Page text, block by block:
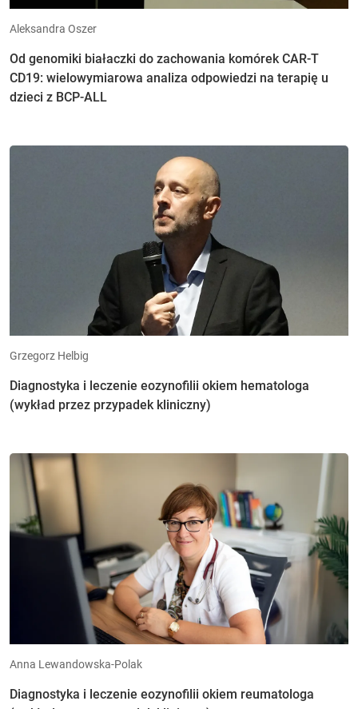
Aleksandra Oszer
Od genomiki białaczki do zachowania komórek CAR-T
CD19: wielowymiarowa analiza odpowiedzi na terapię u
dzieci z BCP-ALL
Grzegorz Helbig
Diagnostyka i leczenie eozynofilii okiem hematologa
(wykład przez przypadek kliniczny)
Anna Lewandowska-Polak
Diagnostyka i leczenie eozynofilii okiem reumatologa